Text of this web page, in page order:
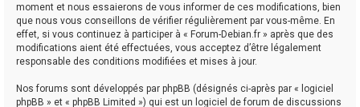
moment et nous essaierons de vous informer de ces modifications, bien
que nous vous conseillons de vérifier régulièrement par vous-même. En
effet, si vous continuez à participer à « Forum-Debian.fr » après que des
modifications aient été effectuées, vous acceptez d’être légalement
responsable des conditions modifiées et mises à jour.
Nos forums sont développés par phpBB (désignés ci-après par « logiciel
phpBB » et « phpBB Limited ») qui est un logiciel de forum de discussions